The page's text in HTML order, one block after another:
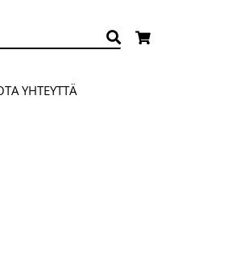
YHTEYTTÄ